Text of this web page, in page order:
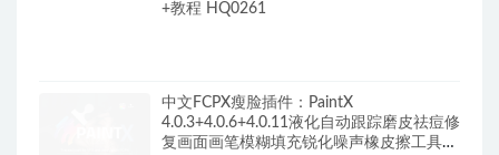
+教程 HQ0261
中文FCPX瘦脸插件：PaintX
4.0.3+4.0.6+4.0.11液化自动跟踪磨皮祛痘修
复画面画笔模糊填充锐化噪声橡皮擦工具